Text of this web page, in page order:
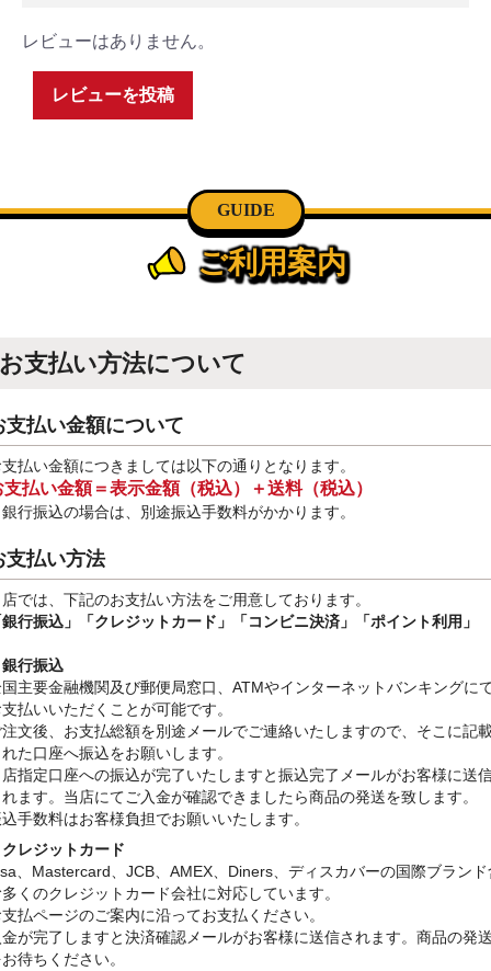
レビューはありません。
レビューを投稿
GUIDE
ご利用案内
お支払い方法について
支払い金額について
払い金額につきましては以下の通りとなります。
支払い金額＝表示金額（税込）＋送料（税込）
行振込の場合は、別途振込手数料がかかります。
支払い方法
では、下記のお支払い方法をご用意しております。
行振込」
「クレジットカード」「コンビニ決済」「ポイント利用」
行振込
主要金融機関及び郵便局窓口、ATMやインターネットバンキングに
払いいただくことが可能です。
文後、お支払総額を別途メールでご連絡いたしますので、そこに記
た口座へ振込をお願いします。
指定口座への振込が完了いたしますと振込完了メールがお客様に送
ます。当店にてご入金が確認できましたら商品の発送を致します。
手数料はお客様負担でお願いいたします。
レジットカード
、Mastercard、JCB、AMEX、Diners、ディスカバーの国際ブランド
くのクレジットカード会社に対応しています。
払ページのご案内に沿ってお支払ください。
が完了しますと決済確認メールがお客様に送信されます。商品の発
待ちください。